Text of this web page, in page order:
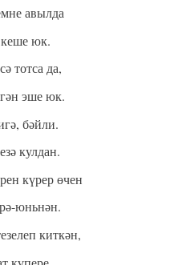
авылда
юк.
тотса да,
эше юк.
бәйли.
кулдан.
күрер өчен
юньнән.
киткән,